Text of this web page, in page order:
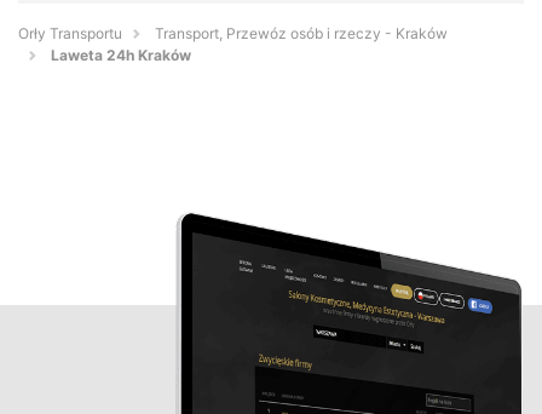
Orły Transportu
Transport, Przewóz osób i rzeczy - Kraków
Laweta 24h Kraków